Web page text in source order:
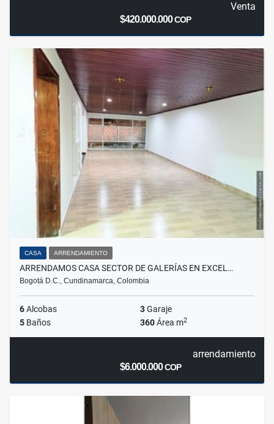
Venta
$420.000.000COP
CASA ARRENDAMIENTO
ARRENDAMOS CASA SECTOR DE GALERÍAS EN EXCEL…
Bogotá D.C., Cundinamarca, Colombia
6Alcobas 3Garaje
5 Baños 360Área m2
arrendamiento
$6.000.000COP